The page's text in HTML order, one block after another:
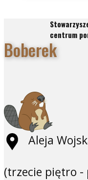
centrum
Boberek
Aleja
(trzecie piętro -